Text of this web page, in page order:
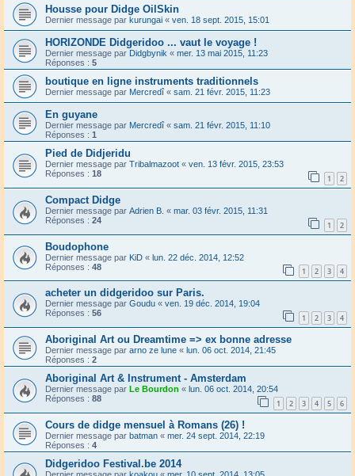
Housse pour Didge OilSkin
Dernier message par kurungai « ven. 18 sept. 2015, 15:01
HORIZONDE Didgeridoo ... vaut le voyage !
Dernier message par Didgbynik « mer. 13 mai 2015, 11:23
Réponses : 5
boutique en ligne instruments traditionnels
Dernier message par Mercredî« sam. 21 févr. 2015, 11:23
En guyane
Dernier message par Mercredî« sam. 21 févr. 2015, 11:10
Réponses : 1
Pied de Didjeridu
Dernier message par Tribalmazoot « ven. 13 févr. 2015, 23:53
Réponses : 18 1 2
Compact Didge
Dernier message par Adrien B. « mar. 03 févr. 2015, 11:31
Réponses : 24 1 2
Boudophone
Dernier message par KiD « lun. 22 déc. 2014, 12:52
Réponses : 48 1 2 3 4
acheter un didgeridoo sur Paris.
Dernier message par Goudu « ven. 19 déc. 2014, 19:04
Réponses : 56 1 2 3 4
Aboriginal Art ou Dreamtime => ex bonne adresse
Dernier message par arno ze lune « lun. 06 oct. 2014, 21:45
Réponses : 2
Aboriginal Art & Instrument - Amsterdam
Dernier message par Le Bourdon « lun. 06 oct. 2014, 20:54
Réponses : 88 1 2 3 4 5 6
Cours de didge mensuel à Romans (26) !
Dernier message par batman « mer. 24 sept. 2014, 22:19
Réponses : 4
Didgeridoo Festival.be 2014
Dernier message par koakou « mer. 10 sept. 2014, 13:05